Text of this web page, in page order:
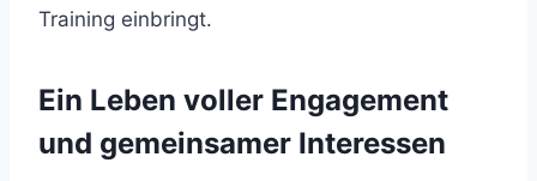
Training einbringt.
Ein Leben voller Engagement
und gemeinsamer Interessen